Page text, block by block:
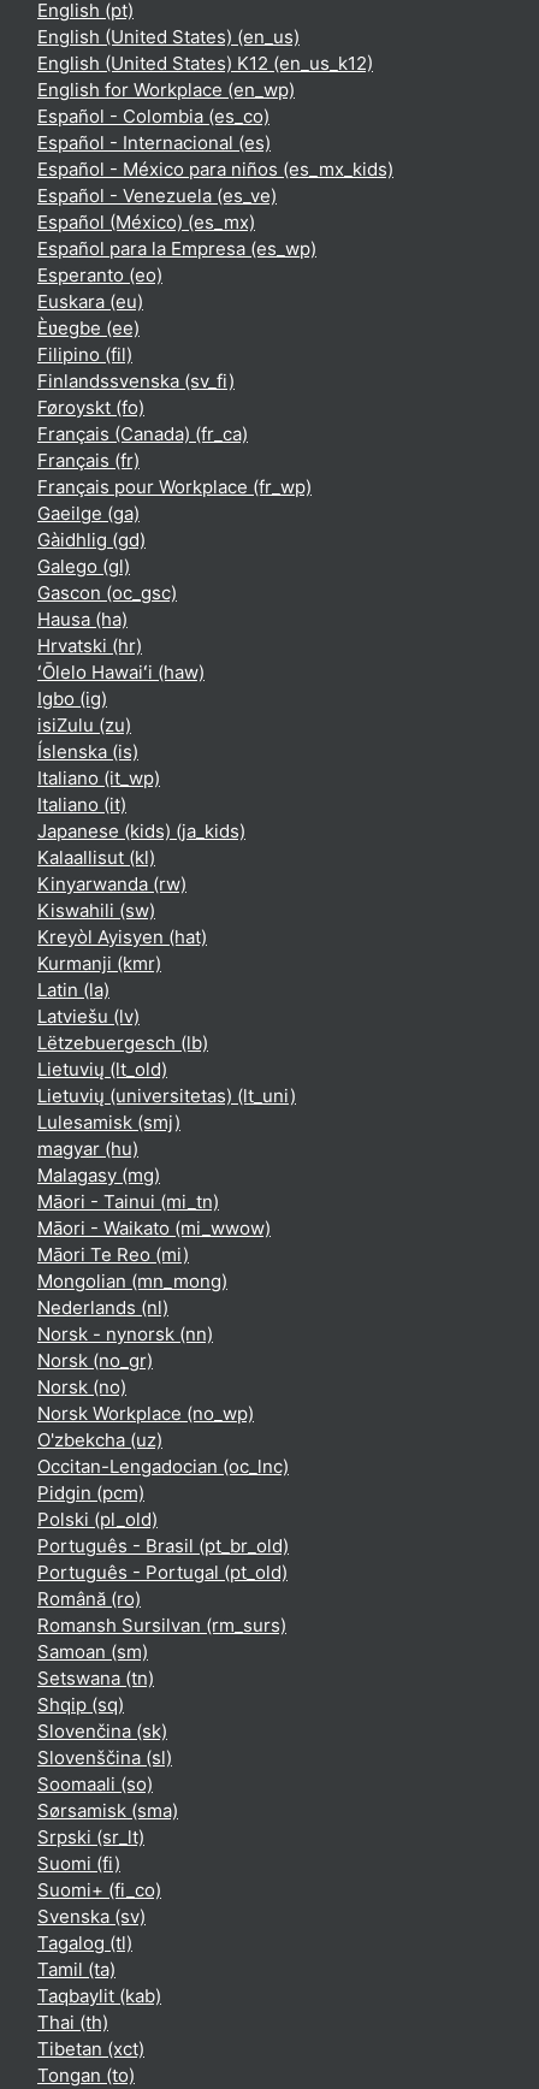
English ‎(pt)‎
English (United States) ‎(en_us)‎
English (United States) K12 ‎(en_us_k12)‎
English for Workplace ‎(en_wp)‎
Español - Colombia ‎(es_co)‎
Español - Internacional ‎(es)‎
Español - México para niños ‎(es_mx_kids)‎
Español - Venezuela ‎(es_ve)‎
Español (México) ‎(es_mx)‎
Español para la Empresa ‎(es_wp)‎
Esperanto ‎(eo)‎
Euskara ‎(eu)‎
Èʋegbe ‎(ee)‎
Filipino ‎(fil)‎
Finlandssvenska ‎(sv_fi)‎
Føroyskt ‎(fo)‎
Français (Canada) ‎(fr_ca)‎
Français ‎(fr)‎
Français pour Workplace ‎(fr_wp)‎
Gaeilge ‎(ga)‎
Gàidhlig ‎(gd)‎
Galego ‎(gl)‎
Gascon ‎(oc_gsc)‎
Hausa ‎(ha)‎
Hrvatski ‎(hr)‎
ʻŌlelo Hawaiʻi ‎(haw)‎
Igbo ‎(ig)‎
isiZulu ‎(zu)‎
Íslenska ‎(is)‎
Italiano ‎(it_wp)‎
Italiano ‎(it)‎
Japanese (kids) ‎(ja_kids)‎
Kalaallisut ‎(kl)‎
Kinyarwanda ‎(rw)‎
Kiswahili ‎(sw)‎
Kreyòl Ayisyen ‎(hat)‎
Kurmanji ‎(kmr)‎
Latin ‎(la)‎
Latviešu ‎(lv)‎
Lëtzebuergesch ‎(lb)‎
Lietuvių ‎(lt_old)‎
Lietuvių (universitetas) ‎(lt_uni)‎
Lulesamisk ‎(smj)‎
magyar ‎(hu)‎
Malagasy ‎(mg)‎
Māori - Tainui ‎(mi_tn)‎
Māori - Waikato ‎(mi_wwow)‎
Māori Te Reo ‎(mi)‎
Mongolian ‎(mn_mong)‎
Nederlands ‎(nl)‎
Norsk - nynorsk ‎(nn)‎
Norsk ‎(no_gr)‎
Norsk ‎(no)‎
Norsk Workplace ‎(no_wp)‎
O'zbekcha ‎(uz)‎
Occitan-Lengadocian ‎(oc_lnc)‎
Pidgin ‎(pcm)‎
Polski ‎(pl_old)‎
Português - Brasil ‎(pt_br_old)‎
Português - Portugal ‎(pt_old)‎
Română ‎(ro)‎
Romansh Sursilvan ‎(rm_surs)‎
Samoan ‎(sm)‎
Setswana ‎(tn)‎
Shqip ‎(sq)‎
Slovenčina ‎(sk)‎
Slovenščina ‎(sl)‎
Soomaali ‎(so)‎
Sørsamisk ‎(sma)‎
Srpski ‎(sr_lt)‎
Suomi ‎(fi)‎
Suomi+ ‎(fi_co)‎
Svenska ‎(sv)‎
Tagalog ‎(tl)‎
Tamil ‎(ta)‎
Taqbaylit ‎(kab)‎
Thai ‎(th)‎
Tibetan ‎(xct)‎
Tongan ‎(to)‎